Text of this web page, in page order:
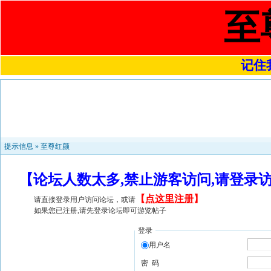
至
记住
提示信息 » 至尊红颜
【论坛人数太多,禁止游客访问,请登
请直接登录用户访问论坛，或请 【 点这里注册】
如果您已注册,请先登录论坛即可游览帖子
登录
用户名
密 码